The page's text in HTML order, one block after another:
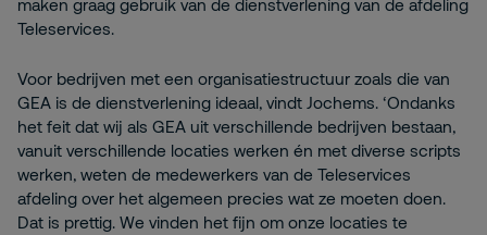
maken graag gebruik van de dienstverlening van de afdeling
Teleservices.
Voor bedrijven met een organisatiestructuur zoals die van
GEA is de dienstverlening ideaal, vindt Jochems. ‘Ondanks
het feit dat wij als GEA uit verschillende bedrijven bestaan,
vanuit verschillende locaties werken én met diverse scripts
werken, weten de medewerkers van de Teleservices
afdeling over het algemeen precies wat ze moeten doen.
Dat is prettig. We vinden het fijn om onze locaties te